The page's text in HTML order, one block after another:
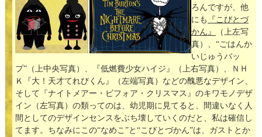
ろんですが、他
にも
『こびとづ
かん』
（上左写
真）、“ごはんか
いじゅうバッ
プ”（上中央写真）、『低燃費少女ハイジ』（上右写真）、ＮＨ
Ｋ『大！天才てれびくん』（左端写真）などの醜悪なデザイン、
そして『ナイトメアー・ビフォア・クリスマス』のキワモノデザ
イン（左写真）の類ってのは、幼児期に見てると、間違いなく人
間としてのデザインセンスをぶち壊していくのだと、私は確信し
てます。ちなみにこの“なめこ”と“こびとづかん”は、ガストとか